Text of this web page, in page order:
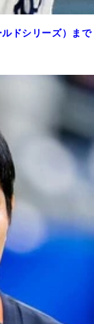
ドシリーズ）まで